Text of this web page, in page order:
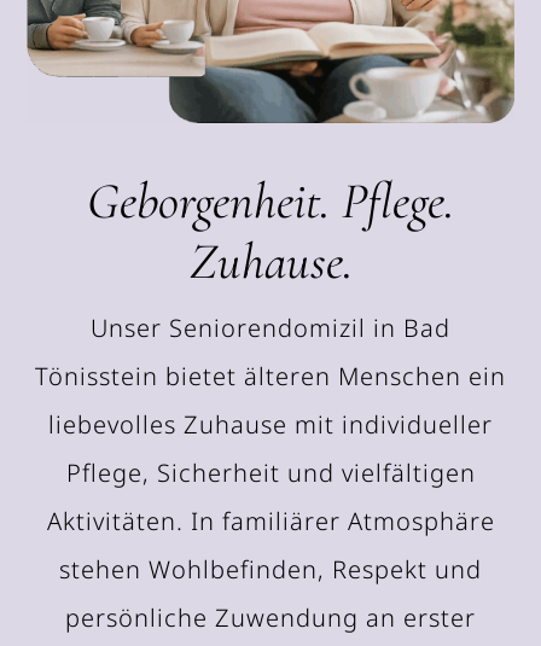
Geborgenheit. Pflege.
Zuhause.
Unser Seniorendomizil in Bad
Tönisstein bietet älteren Menschen ein
liebevolles Zuhause mit individueller
Pflege, Sicherheit und vielfältigen
Aktivitäten. In familiärer Atmosphäre
stehen Wohlbefinden, Respekt und
persönliche Zuwendung an erster